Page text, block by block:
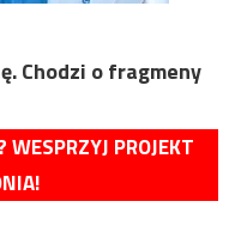
Chodzi o fragmeny
WESPRZYJ PROJEKT